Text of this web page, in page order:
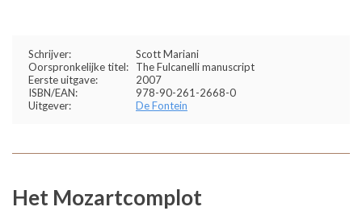
Schrijver:
Scott Mariani
Oorspronkelijke titel:
The Fulcanelli manuscript
Eerste uitgave:
2007
ISBN/EAN:
978-90-261-2668-0
Uitgever:
De Fontein
Het Mozartcomplot